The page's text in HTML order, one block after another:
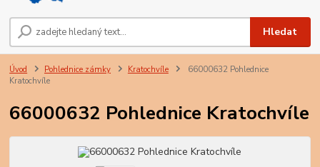
Hledat
Úvod Pohlednice zámky Kratochvíle
66000632 Pohlednice
Kratochvíle
66000632 Pohlednice Kratochvíle